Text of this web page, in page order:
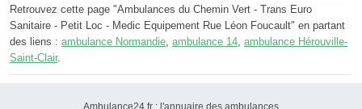
Retrouvez cette page "Ambulances du Chemin Vert - Trans Euro
Sanitaire - Petit Loc - Medic Equipement Rue Léon Foucault" en partant
des liens : ambulance Normandie, ambulance 14, ambulance Hérouville-
Saint-Clair.